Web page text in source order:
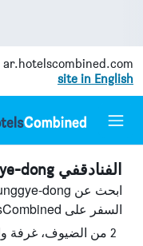
ar.hotelscombined.com
site in English
الفنادقفي Junggye-dong, سيول
السفر على HotelsCombined وقارن بينها ووفّر.
2 من الضيوف، غرفة واحدة